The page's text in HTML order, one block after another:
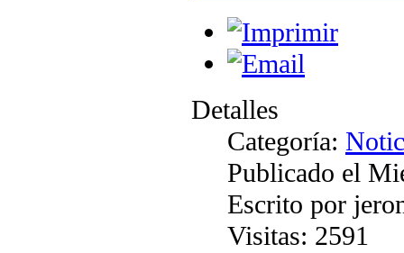
Detalles
Categoría:
Publicado el
Escrito por
Visitas: 2591